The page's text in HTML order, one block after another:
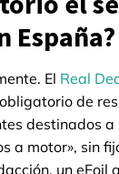
España?
El Real
de
destinados
a motor», sin
un eFoil